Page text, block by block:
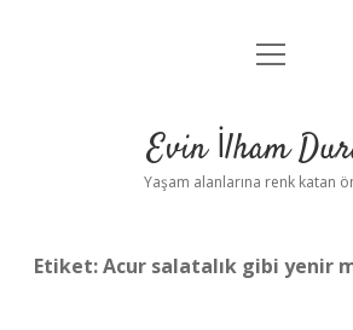
Anasayfa
Yasal Uyarı
menüyü
Evin İlham
Yaşam alanlarına renk katan
Etiket:Acur salatalık gibi yenir